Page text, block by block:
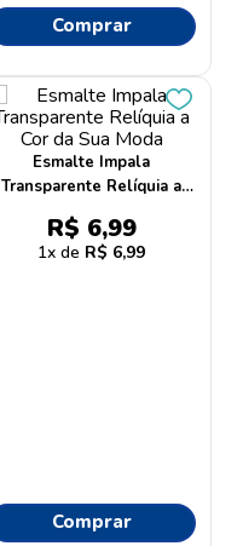
Comprar
Esmalte Impala
Transparente Relíquia a
Cor da Sua Moda
R$ 6,99
1 R$ 6,99
Comprar